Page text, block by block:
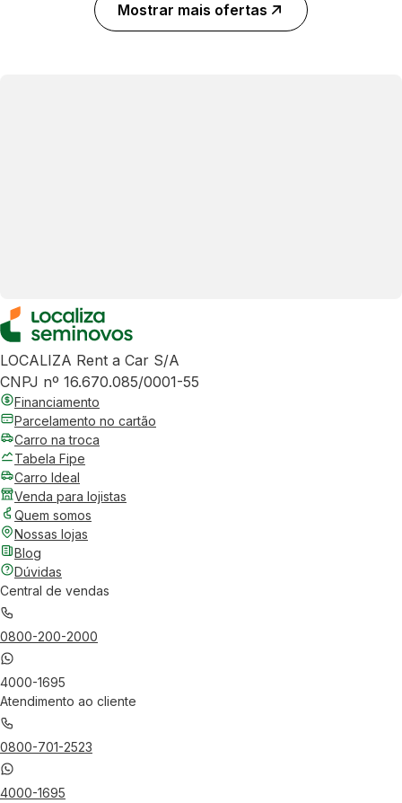
Mostrar mais ofertas
LOCALIZA Rent a Car S/A
CNPJ nº 16.670.085/0001-55
Financiamento
Parcelamento no cartão
Carro na troca
Tabela Fipe
Carro Ideal
Venda para lojistas
Quem somos
Nossas lojas
Blog
Dúvidas
Central de vendas
0800-200-2000
4000-1695
Atendimento ao cliente
0800-701-2523
4000-1695